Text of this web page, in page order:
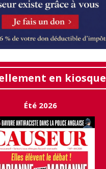
en kiosque
Été 2026